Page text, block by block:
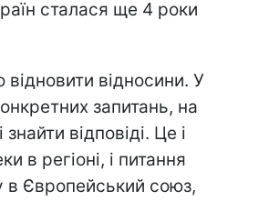
сталася ще 4 роки
відносини. У
запитань, на
відповіді. Це і
в регіоні, і питання
в Європейський союз,